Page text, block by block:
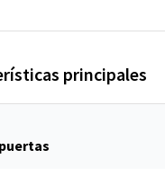
principales